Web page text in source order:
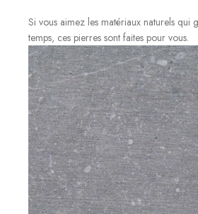
Si vous aimez les matériaux naturels qui
temps, ces pierres sont faites pour vous.